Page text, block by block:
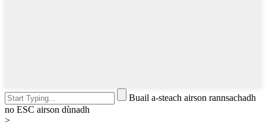
Buail a-steach airson rannsachadh
no ESC airson dùnadh
>